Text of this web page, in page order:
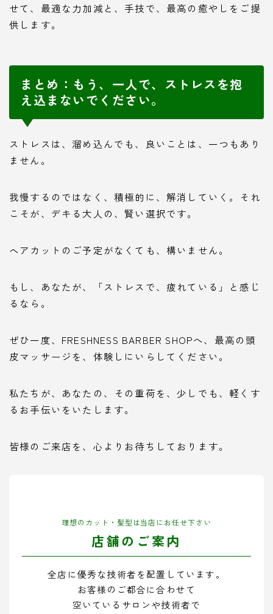
せて、最適な力加減と、手技で、最高の癒やしをご提
供します。
まとめ：もう、一人で、ストレスを抱
え込まないでください。
ストレスは、溜め込んでも、良いことは、一つもあり
ません。
我慢するのではなく、積極的に、解消していく。それ
こそが、デキる大人の、賢い選択です。
ヘアカットのご予定がなくても、構いません。
もし、あなたが、「ストレスで、疲れている」と感じ
るなら。
ぜひ一度、FRESHNESS BARBER SHOPへ、最高の頭
皮マッサージを、体験しにいらしてください。
私たちが、あなたの、その重荷を、少しでも、軽くす
るお手伝いをいたします。
皆様のご来店を、心よりお待ちしております。
理想のカット・髪型は当店にお任せ下さい
店舗のご案内
全店に優秀な技術者を配置しています。
お客様のご都合に合わせて
空いているサロンや技術者で